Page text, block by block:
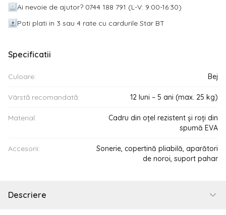
Ai nevoie de ajutor? 0744 188 791 (L-V: 9:00-16:30)
Poti plati in 3 sau 4 rate cu cardurile Star BT
Specificatii
Culoare: Bej
Vârstă recomandată: 12 luni – 5 ani (max. 25 kg)
Material:
Cadru din oțel rezistent și roți din
spumă EVA
Accesorii:
Sonerie, copertină pliabilă, aparători
de noroi, suport pahar
Descriere